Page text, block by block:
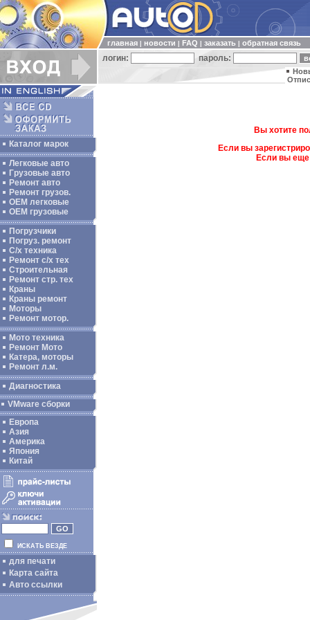
главная новости FAQ заказать обратная связь
логин: пароль:
Каталог марок
Легковые авто
Грузовые авто
Ремонт авто
Ремонт грузов.
ОЕМ легковые
OEM грузовые
Погрузчики
Погруз. ремонт
С/х техника
Ремонт с/х тех
Строительная
Ремонт стр. тех
Краны
Краны ремонт
Моторы
Ремонт мотор.
Мото техника
Ремонт Мото
Катера, моторы
Ремонт л.м.
Диагностика
VMware сборки
Европа
Азия
Америка
Япония
Китай
ИСКАТЬ ВЕЗДЕ
для печати
Карта сайта
Авто ссылки
Вы хотите
Если вы
Если вы еще